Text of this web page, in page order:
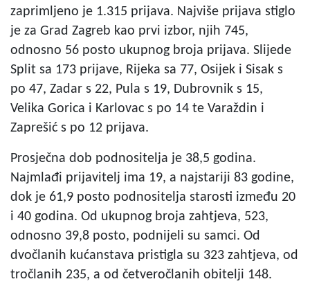
zaprimljeno je 1.315 prijava. Najviše prijava stiglo
je za Grad Zagreb kao prvi izbor, njih 745,
odnosno 56 posto ukupnog broja prijava. Slijede
Split sa 173 prijave, Rijeka sa 77, Osijek i Sisak s
po 47, Zadar s 22, Pula s 19, Dubrovnik s 15,
Velika Gorica i Karlovac s po 14 te Varaždin i
Zaprešić s po 12 prijava.
Prosječna dob podnositelja je 38,5 godina.
Najmlađi prijavitelj ima 19, a najstariji 83 godine,
dok je 61,9 posto podnositelja starosti između 20
i 40 godina. Od ukupnog broja zahtjeva, 523,
odnosno 39,8 posto, podnijeli su samci. Od
dvočlanih kućanstava pristigla su 323 zahtjeva, od
tročlanih 235, a od četveročlanih obitelji 148.